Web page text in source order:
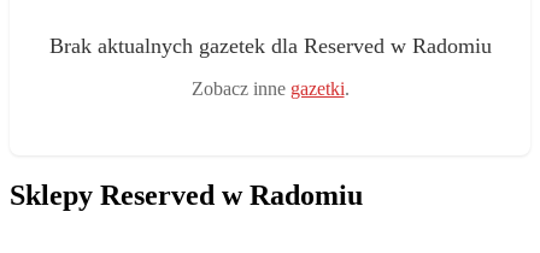
Brak aktualnych gazetek dla Reserved w Radomiu
Zobacz inne gazetki.
Sklepy Reserved w Radomiu